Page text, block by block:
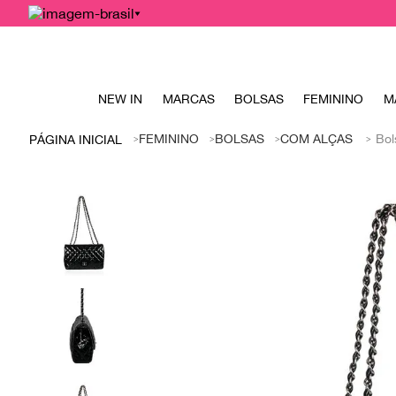
NEW IN MARCAS BOLSAS FEMININO
FEMININO BOLSAS COM ALÇAS